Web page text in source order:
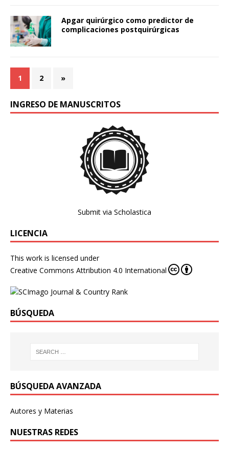
Apgar quirúrgico como predictor de
complicaciones postquirúrgicas
1 2 »
INGRESO DE MANUSCRITOS
Submit via Scholastica
LICENCIA
This work is licensed under
Creative Commons Attribution 4.0 International
BÚSQUEDA
BÚSQUEDA AVANZADA
Autores y Materias
NUESTRAS REDES